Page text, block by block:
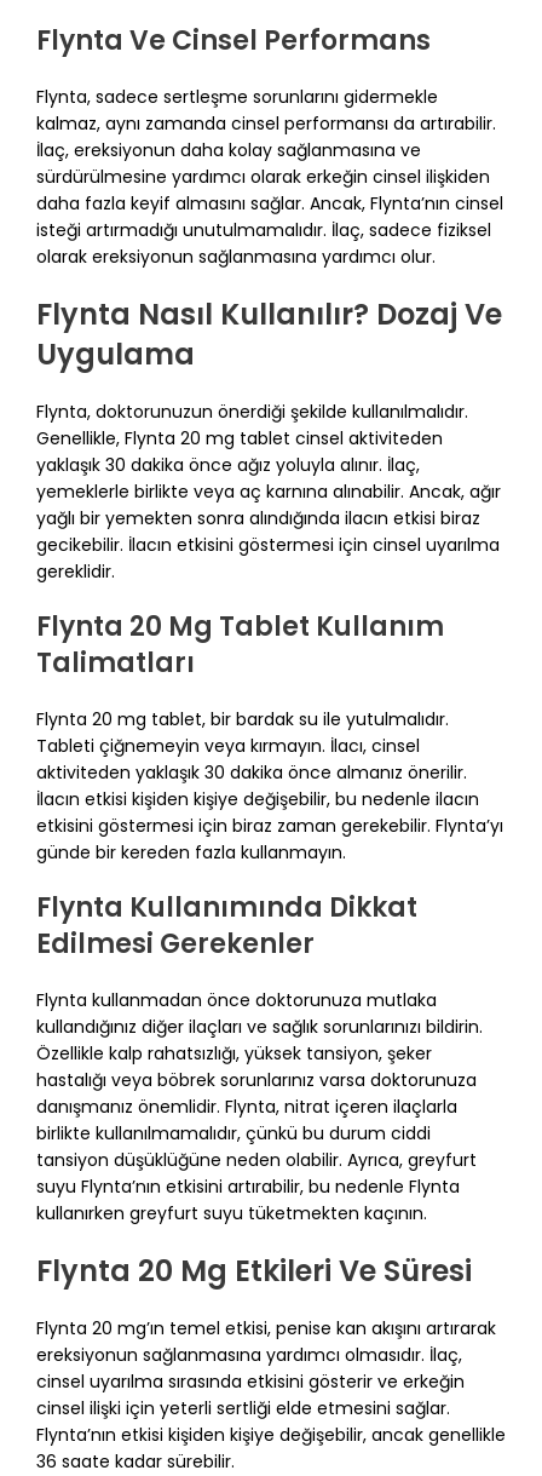
Flynta Ve Cinsel Performans
Flynta, sadece sertleşme sorunlarını gidermekle
kalmaz, aynı zamanda cinsel performansı da artırabilir.
İlaç, ereksiyonun daha kolay sağlanmasına ve
sürdürülmesine yardımcı olarak erkeğin cinsel ilişkiden
daha fazla keyif almasını sağlar. Ancak, Flynta’nın cinsel
isteği artırmadığı unutulmamalıdır. İlaç, sadece fiziksel
olarak ereksiyonun sağlanmasına yardımcı olur.
Flynta Nasıl Kullanılır? Dozaj Ve
Uygulama
Flynta, doktorunuzun önerdiği şekilde kullanılmalıdır.
Genellikle, Flynta 20 mg tablet cinsel aktiviteden
yaklaşık 30 dakika önce ağız yoluyla alınır. İlaç,
yemeklerle birlikte veya aç karnına alınabilir. Ancak, ağır
yağlı bir yemekten sonra alındığında ilacın etkisi biraz
gecikebilir. İlacın etkisini göstermesi için cinsel uyarılma
gereklidir.
Flynta 20 Mg Tablet Kullanım
Talimatları
Flynta 20 mg tablet, bir bardak su ile yutulmalıdır.
Tableti çiğnemeyin veya kırmayın. İlacı, cinsel
aktiviteden yaklaşık 30 dakika önce almanız önerilir.
İlacın etkisi kişiden kişiye değişebilir, bu nedenle ilacın
etkisini göstermesi için biraz zaman gerekebilir. Flynta’yı
günde bir kereden fazla kullanmayın.
Flynta Kullanımında Dikkat
Edilmesi Gerekenler
Flynta kullanmadan önce doktorunuza mutlaka
kullandığınız diğer ilaçları ve sağlık sorunlarınızı bildirin.
Özellikle kalp rahatsızlığı, yüksek tansiyon, şeker
hastalığı veya böbrek sorunlarınız varsa doktorunuza
danışmanız önemlidir. Flynta, nitrat içeren ilaçlarla
birlikte kullanılmamalıdır, çünkü bu durum ciddi
tansiyon düşüklüğüne neden olabilir. Ayrıca, greyfurt
suyu Flynta’nın etkisini artırabilir, bu nedenle Flynta
kullanırken greyfurt suyu tüketmekten kaçının.
Flynta 20 Mg Etkileri Ve Süresi
Flynta 20 mg’ın temel etkisi, penise kan akışını artırarak
ereksiyonun sağlanmasına yardımcı olmasıdır. İlaç,
cinsel uyarılma sırasında etkisini gösterir ve erkeğin
cinsel ilişki için yeterli sertliği elde etmesini sağlar.
Flynta’nın etkisi kişiden kişiye değişebilir, ancak genellikle
36 saate kadar sürebilir.